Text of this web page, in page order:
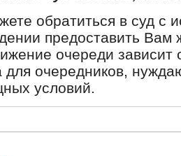
обратиться в суд с
предоставить
очереди зависит
очередников,
условий.